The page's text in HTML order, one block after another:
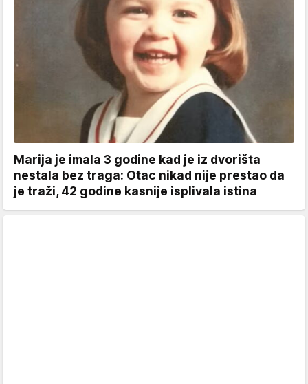
Marija je imala 3 godine kad je iz dvorišta
nestala bez traga: Otac nikad nije prestao da
je traži, 42 godine kasnije isplivala istina